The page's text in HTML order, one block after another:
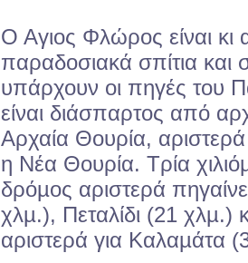
Ο Αγιος Φλώρος είναι
παραδοσιακά σπίτια και
υπάρχουν οι πηγές του
είναι διάσπαρτος από
Αρχαία Θουρία,
η Νέα Θουρία. Τρία
δρόµος αριστερά
χλµ.), Πεταλίδι (21 χλµ.)
αριστερά για Καλαµάτα